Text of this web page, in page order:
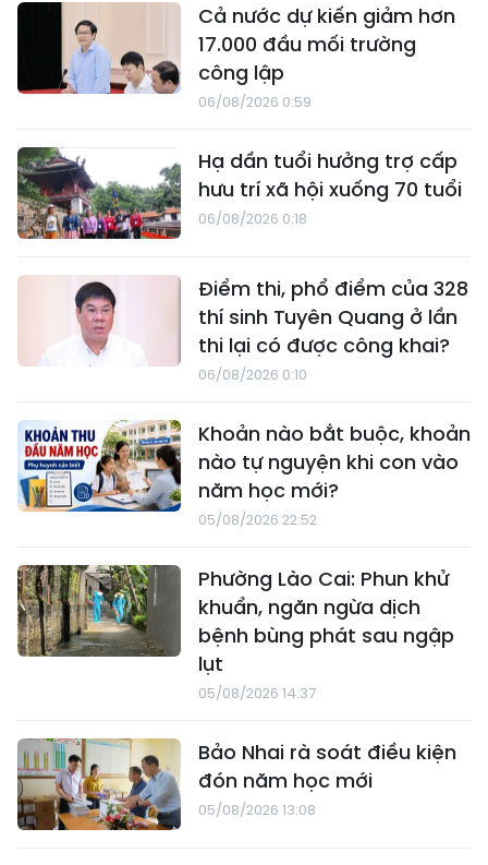
Cả nước dự kiến giảm hơn
17.000 đầu mối trường
công lập
06/08/2026 0:59
Hạ dần tuổi hưởng trợ cấp
hưu trí xã hội xuống 70 tuổi
06/08/2026 0:18
Điểm thi, phổ điểm của 328
thí sinh Tuyên Quang ở lần
thi lại có được công khai?
06/08/2026 0:10
Khoản nào bắt buộc, khoản
nào tự nguyện khi con vào
năm học mới?
05/08/2026 22:52
Phường Lào Cai: Phun khử
khuẩn, ngăn ngừa dịch
bệnh bùng phát sau ngập
lụt
05/08/2026 14:37
Bảo Nhai rà soát điều kiện
đón năm học mới
05/08/2026 13:08